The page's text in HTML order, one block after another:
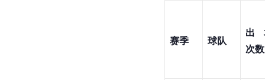
赛季 球队
出
次数